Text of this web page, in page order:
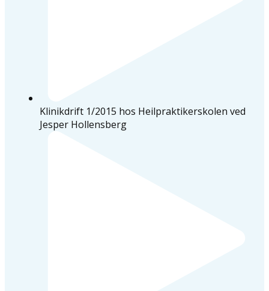
Klinikdrift 1/2015 hos Heilpraktikerskolen ved
Jesper Hollensberg